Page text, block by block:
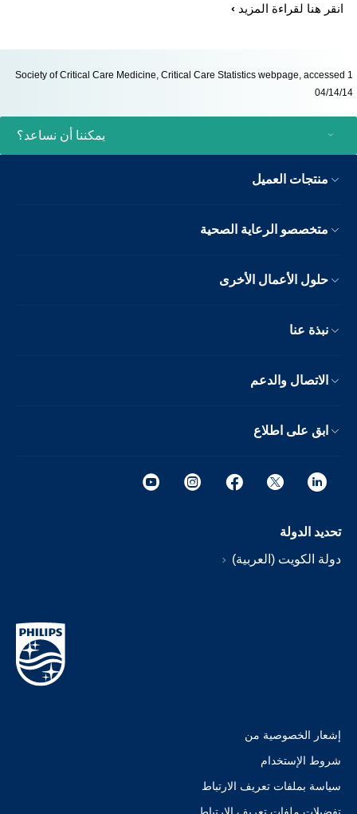
انقر هنا لقراءة المزيد
1 Society of Critical Care Medicine, Critical Care Statistics webpage, accessed
04/14/
يمكننا أن نساعد؟
منتجات العميل
متخصصو الرعاية الصحية
حلول الأعمال الأخرى
نبذة عنا
الاتصال والدعم
ابق على اطلاع
تحديد الدولة
دولة الكويت (العربية)
إشعار الخصوصية من
شروط الإستخدام
سياسة بملفات تعريف الارتباط